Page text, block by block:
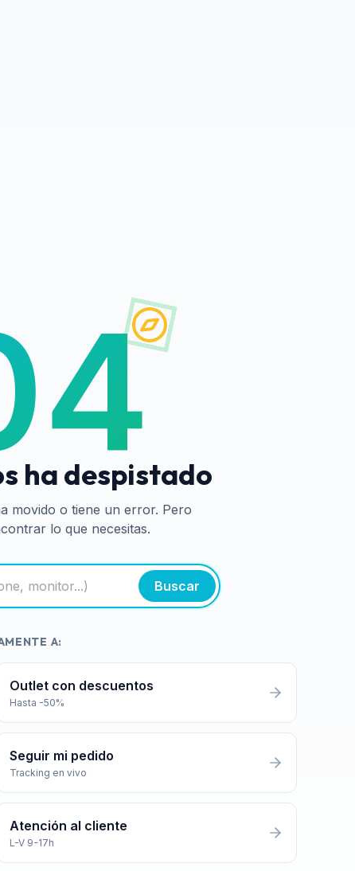
ha despistado
movido o tiene un error. Pero
lo que necesitas.
Buscar
A:
Outlet con descuentos
Hasta -50%
Seguir mi pedido
Tracking en vivo
Atención al cliente
L-V 9-17h